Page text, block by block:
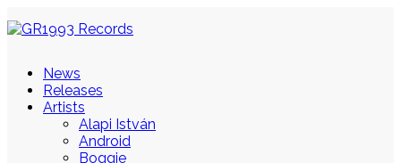
News
Releases
Artists
Alapi István
Android
Boggie